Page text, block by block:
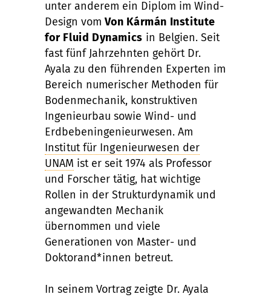
unter anderem ein Diplom im Wind-
Design vomVon Kármán Institute
for Fluid Dynamics in Belgien. Seit
fast fünf Jahrzehnten gehört Dr.
Ayala zu den führenden Experten im
Bereich numerischer Methoden für
Bodenmechanik, konstruktiven
Ingenieurbau sowie Wind- und
Erdbebeningenieurwesen. Am
Institut für Ingenieurwesen der
UNAM ist er seit 1974 als Professor
und Forscher tätig, hat wichtige
Rollen in der Strukturdynamik und
angewandten Mechanik
übernommen und viele
Generationen von Master- und
Doktorand*innen betreut.
In seinem Vortrag zeigte Dr. Ayala